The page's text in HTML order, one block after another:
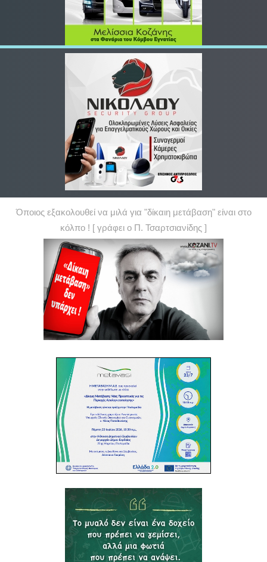
Όποιος εξακολουθεί να μιλά για "δίκαιη μετάβαση" είναι στο
κόλπο ! [ γράφει ο Π. Τσαρτσιανίδης ]